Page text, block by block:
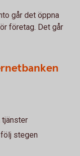
går det öppna
företag. Det går
stegen